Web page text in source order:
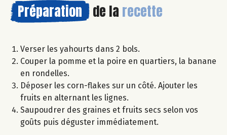
Préparation de la recette
Verser les yahourts dans 2 bols.
Couper la pomme et la poire en quartiers, la banane
en rondelles.
Déposer les corn-flakes sur un côté. Ajouter les
fruits en alternant les lignes.
Saupoudrer des graines et fruits secs selon vos
goûts puis déguster immédiatement.